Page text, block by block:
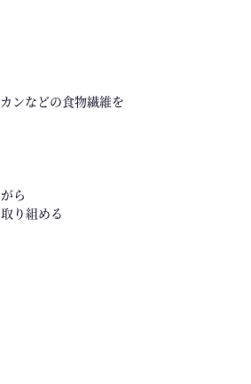
ンなどの食物繊維を
ら
り組める